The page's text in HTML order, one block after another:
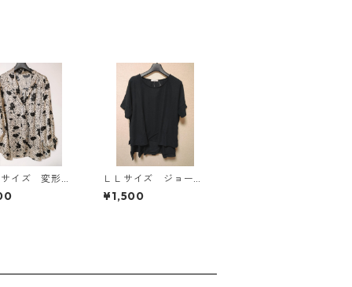
サイズ 変形ド
柄 ボウタイ
ス オフホワイ
ＬＬサイズ ジョーゼ
ット レイヤード風プ
ルオーバー ブラッ
¥1,500